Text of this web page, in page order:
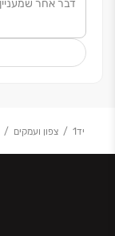
יד1 צפון ועמקים